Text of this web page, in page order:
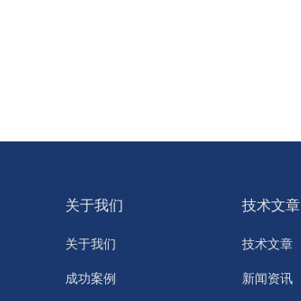
关于我们
关于我们
成功案例
技术文章
技术文章
新闻资讯